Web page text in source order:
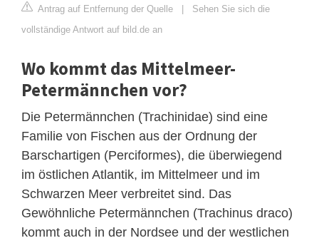
Antrag auf Entfernung der Quelle | Sehen Sie sich die
vollständige Antwort auf bild.de an
Wo kommt das Mittelmeer-
Petermännchen vor?
Die Petermännchen (Trachinidae) sind eine
Familie von Fischen aus der Ordnung der
Barschartigen (Perciformes), die überwiegend
im östlichen Atlantik, im Mittelmeer und im
Schwarzen Meer verbreitet sind. Das
Gewöhnliche Petermännchen (Trachinus draco)
kommt auch in der Nordsee und der westlichen